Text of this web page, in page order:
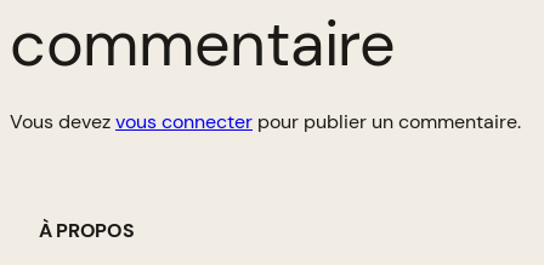
commentaire
Vous devezvous connecter pour publier un commentaire.
À PROPOS